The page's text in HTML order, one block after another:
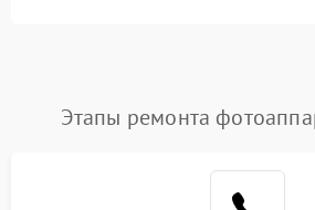
Этапы ремонта